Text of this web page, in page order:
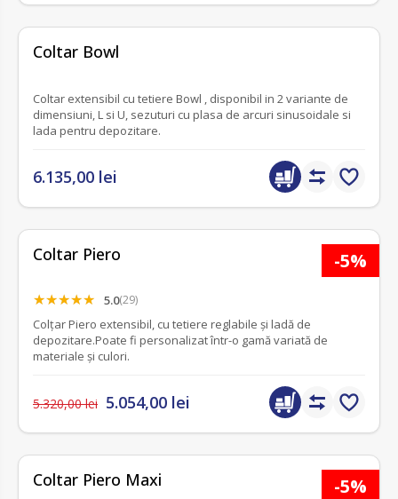
Coltar Bowl
Coltar extensibil cu tetiere Bowl , disponibil in 2 variante de
dimensiuni, L si U, sezuturi cu plasa de arcuri sinusoidale si
lada pentru depozitare.
6.135,00 lei
Coltar Piero
5.0(29)
Colțar Piero extensibil, cu tetiere reglabile și ladă de
depozitare.Poate fi personalizat într-o gamă variată de
materiale și culori.
-5%
5.320,00 lei 5.054,00 lei
Coltar Piero Maxi -5%